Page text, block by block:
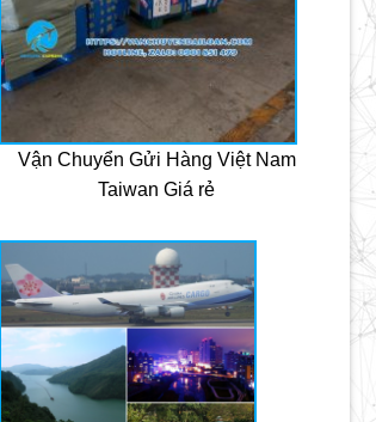
Vận Chuyển Gửi Hàng Việt Nam
Taiwan Giá rẻ